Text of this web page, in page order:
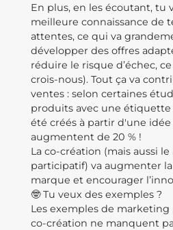
En plus, en les écoutant, tu
meilleure connaissance de
attentes, ce qui va
développer des offres
réduire le risque d’échec,
crois-nous). Tout ça va
ventes : selon certaines
produits avec une
été créés à partir d'une
augmentent de 20 % !
La co-création (mais aussi
participatif) va augmenter
marque et encourager
🤓 Tu veux des exemples ?
Les exemples de
co-création ne manquent